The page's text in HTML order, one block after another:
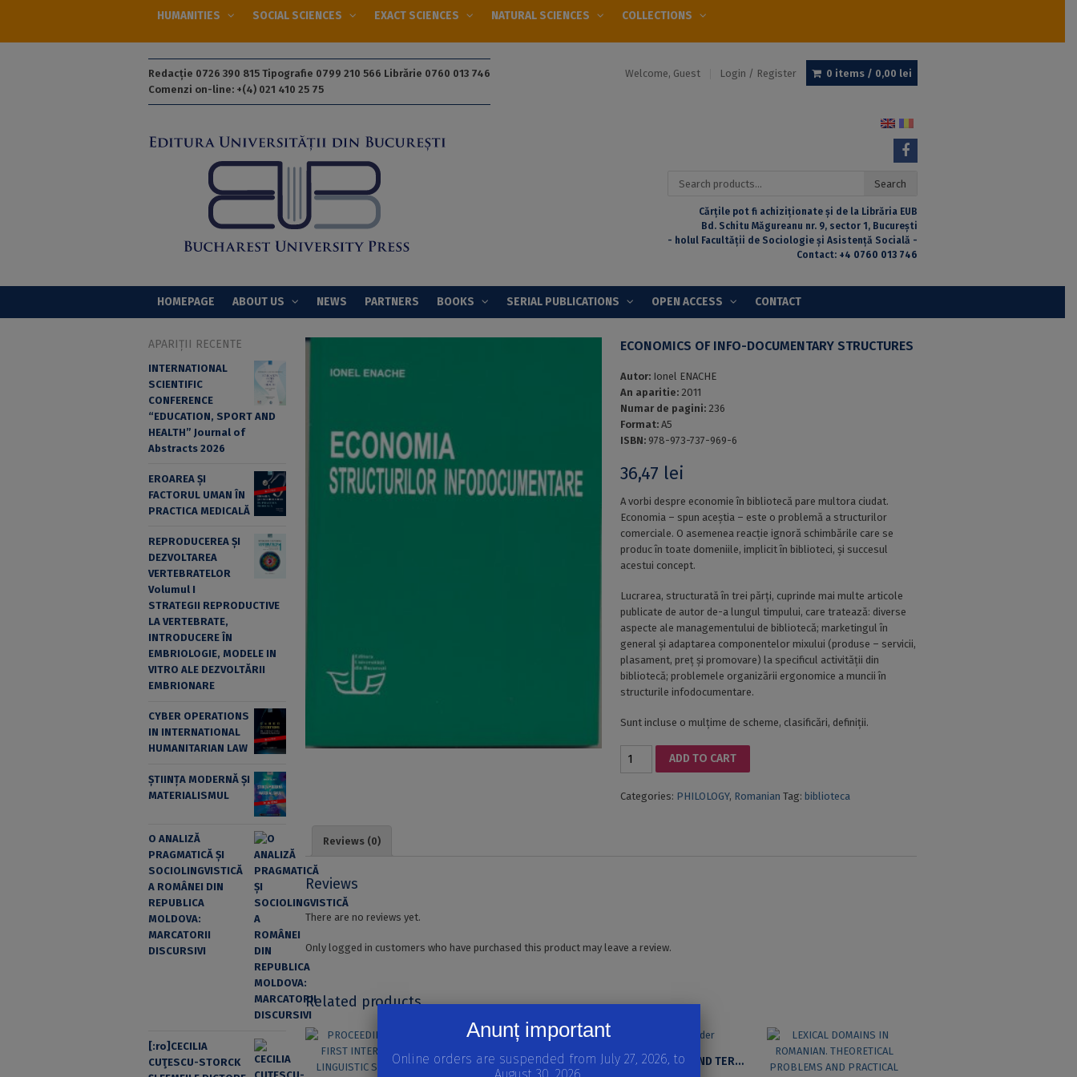
HUMANITIES SOCIAL SCIENCES EXACT SCIENCES NATURAL SCIENCES COLLECTIONS
Redacție 0726 390 815 Tipografie 0799 210 566 Librărie 0760 013 746
Comenzi on-line: +(4) 021 410 25 75
Welcome, Guest Login / Register 0 items / 0,00 lei
Search
Search
Cărțile pot fi achiziționate și de la Librăria EUB
Bd. Schitu Măgureanu nr. 9, sector 1, București
- holul Facultății de Sociologie și Asistență Socială -
Contact: +4 0760 013 746
HOMEPAGE ABOUT US NEWS PARTNERS BOOKS SERIAL PUBLICATIONS OPEN ACCESS CONTACT
ECONOMICS OF INFO-DOCUMENTARY STRUCTURES
Autor: Ionel ENACHE
An aparitie: 2011
Numar de pagini: 236
Format:A5
ISBN: 978-973-737-969-6
36,47 lei
A vorbi despre economie în bibliotecă pare multora ciudat.
Economia – spun aceștia – este o problemă a structurilor
comerciale. O asemenea reacție ignoră schimbările care se
produc în toate domeniile, implicit în biblioteci, și succesul
acestui concept.
Lucrarea, structurată în trei părți, cuprinde mai multe articole
publicate de autor de-a lungul timpului, care tratează: diverse
aspecte ale managementului de bibliotecă; marketingul în
general și adaptarea componentelor mixului (produse – servicii,
plasament, preț și promovare) la specificul activității din
bibliotecă; problemele organizării ergonomice a muncii în
structurile infodocumentare.
Sunt incluse o mulțime de scheme, clasificări, definiții.
ECONOMICS
DOCUMENTARY
ADD TO CART
Categories: PHILOLOGY, Romanian Tag: biblioteca
Reviews (0)
Reviews
There are no reviews yet.
Only logged in customers who have purchased this product may leave a review.
Related products
TERMINOLOGY AND TERMINOLOGIES
APARIȚII RECENTE
INTERNATIONAL
SCIENTIFIC
CONFERENCE
“EDUCATION, SPORT AND
HEALTH” Journal of
Abstracts 2026
EROAREA ȘI
FACTORUL UMAN ÎN
PRACTICA MEDICALĂ
REPRODUCEREA ȘI
DEZVOLTAREA
VERTEBRATELOR
Volumul I
STRATEGII REPRODUCTIVE
LA VERTEBRATE,
INTRODUCERE ÎN
EMBRIOLOGIE, MODELE IN
VITRO ALE DEZVOLTĂRII
EMBRIONARE
CYBER OPERATIONS
IN INTERNATIONAL
HUMANITARIAN LAW
ȘTIINȚA MODERNĂ ȘI
MATERIALISMUL
O ANALIZĂ
PRAGMATICĂ ȘI
SOCIOLINGVISTICĂ
A ROMÂNEI DIN
REPUBLICA
MOLDOVA:
MARCATORII
DISCURSIVI
[:ro]CECILIA
CUŢESCU-STORCK
Anunț important
Online orders are suspended from July 27, 2026, to
August 30, 2026.